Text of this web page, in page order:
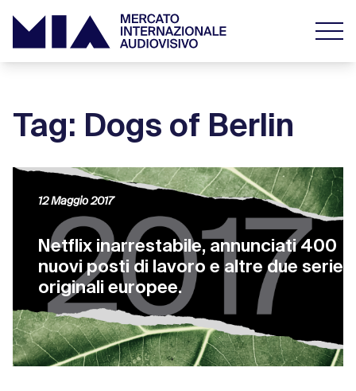
Tag: Dogs of Berlin
Netflix inarrestabile, annunciati 400
nuovi posti di lavoro e altre due serie
originali europee.
12 Maggio 2017